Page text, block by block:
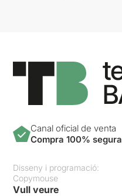
Canal oficial de venta
Compra 100% segura
Disseny i programació:
Copymouse
Vull veure